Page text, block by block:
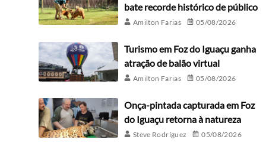
bate recorde histórico de público
Amilton Farias 05/08/2026
Turismo em Foz do Iguaçu ganha
atração de balão virtual
Amilton Farias 05/08/2026
Onça-pintada capturada em Foz
do Iguaçu retorna à natureza
Steve Rodríguez 05/08/2026